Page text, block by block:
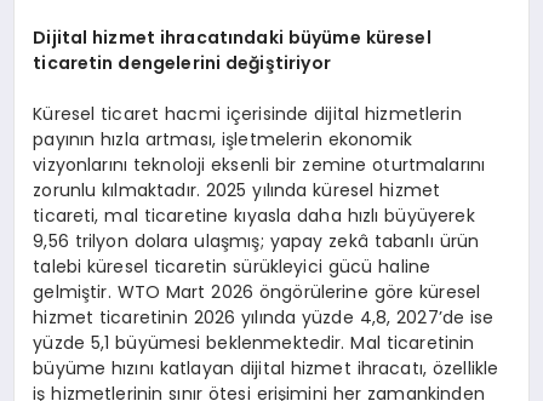
Dijital hizmet ihracatındaki büyüme küresel
ticaretin dengelerini değiştiriyor
Küresel ticaret hacmi içerisinde dijital hizmetlerin
payının hızla artması, işletmelerin ekonomik
vizyonlarını teknoloji eksenli bir zemine oturtmalarını
zorunlu kılmaktadır. 2025 yılında küresel hizmet
ticareti, mal ticaretine kıyasla daha hızlı büyüyerek
9,56 trilyon dolara ulaşmış; yapay zekâ tabanlı ürün
talebi küresel ticaretin sürükleyici gücü haline
gelmiştir. WTO Mart 2026 öngörülerine göre küresel
hizmet ticaretinin 2026 yılında yüzde 4,8, 2027’de ise
yüzde 5,1 büyümesi beklenmektedir. Mal ticaretinin
büyüme hızını katlayan dijital hizmet ihracatı, özellikle
iş hizmetlerinin sınır ötesi erişimini her zamankinden